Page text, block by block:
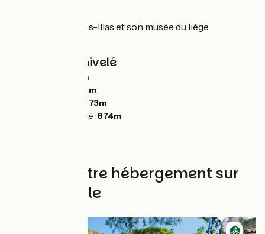
Maureillas-las-Illas et son musée du liège
Pentes et dénivelé
1236m
1228m
Point le plus bas :73m
Point le plus élevé :874m
Trouvez votre hébergement sur
cette boucle